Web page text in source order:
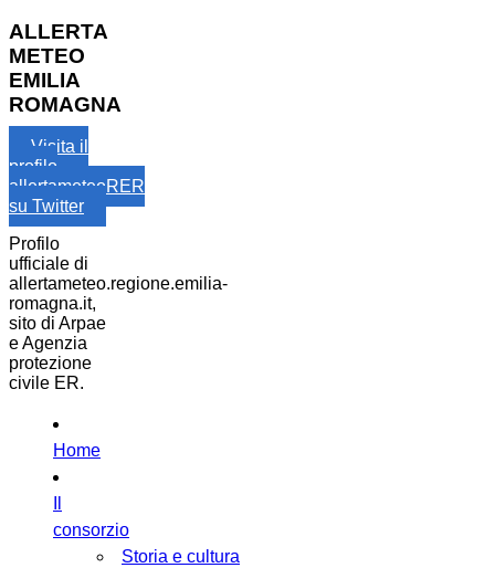
ALLERTA
METEO
EMILIA
ROMAGNA
Visita il
profilo
allertameteoRER
su Twitter
Profilo
ufficiale di
allertameteo.regione.emilia-
romagna.it,
sito di Arpae
e Agenzia
protezione
civile ER.
Home
consorzio
Storia e cultura